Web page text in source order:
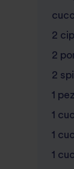
2
2
2
1
1
1
1